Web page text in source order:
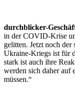
durchblicker-
in der COVID-Krise
gelitten. Jetzt noch
Ukraine-Kriegs ist für
stark ist auch ihre
werden sich daher auf
müssen.“